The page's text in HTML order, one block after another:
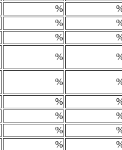
%
%
%
%
%
%
%
%
%